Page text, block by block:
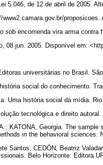
5.046, de 12 de abril de 2005.
www2.camara.gov.br/
sob encomenda vira arma
08 jun. 2005. Disponível em:
universitárias no Brasil.
social do conhecimento.
Uma história social da mídia.
tecnológica e direito
KATONA, Georgia. The
in the behavioral
Santos; CEDÓN, Beatriz
Belo Horizonte: Editora